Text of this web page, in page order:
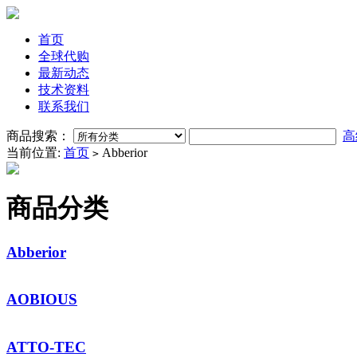
首页
全球代购
最新动态
技术资料
联系我们
商品搜索：
当前位置: 首页 > Abberior
商品分类
Abberior
AOBIOUS
ATTO-TEC